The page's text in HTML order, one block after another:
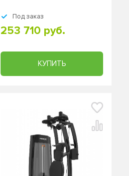
Под заказ
253 710 руб.
КУПИТЬ